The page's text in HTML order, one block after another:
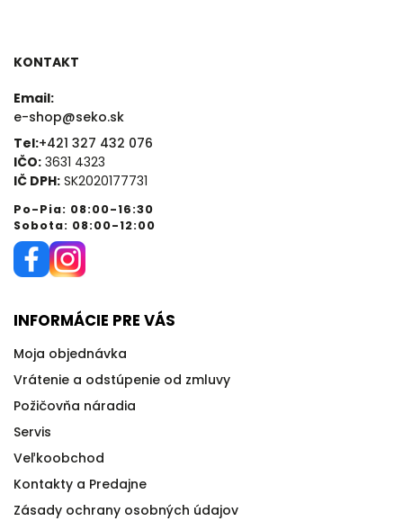
KONTAKT
Email:
e-shop@seko.sk
Tel:+421 327 432 076
IČO: 3631 4323
IČ DPH: SK2020177731
Po-Pia: 08:00-16:30
Sobota: 08:00-12:00
INFORMÁCIE PRE VÁS
Moja objednávka
Vrátenie a odstúpenie od zmluvy
Požičovňa náradia
Servis
Veľkoobchod
Kontakty a Predajne
Zásady ochrany osobných údajov